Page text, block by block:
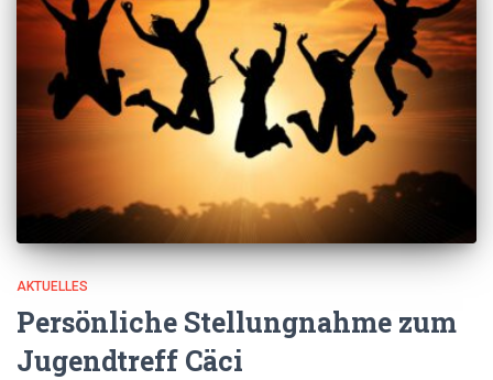
AKTUELLES
Persönliche Stellungnahme zum
Jugendtreff Cäci